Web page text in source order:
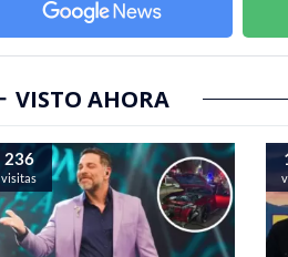
VISTO AHORA
236
visitas